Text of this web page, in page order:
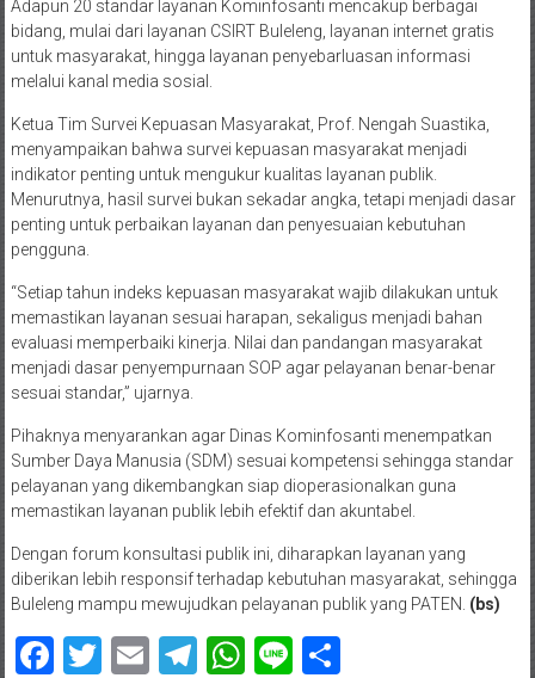
Adapun 20 standar layanan Kominfosanti mencakup berbagai
bidang, mulai dari layanan CSIRT Buleleng, layanan internet gratis
untuk masyarakat, hingga layanan penyebarluasan informasi
melalui kanal media sosial.
Ketua Tim Survei Kepuasan Masyarakat, Prof. Nengah Suastika,
menyampaikan bahwa survei kepuasan masyarakat menjadi
indikator penting untuk mengukur kualitas layanan publik.
Menurutnya, hasil survei bukan sekadar angka, tetapi menjadi dasar
penting untuk perbaikan layanan dan penyesuaian kebutuhan
pengguna.
“Setiap tahun indeks kepuasan masyarakat wajib dilakukan untuk
memastikan layanan sesuai harapan, sekaligus menjadi bahan
evaluasi memperbaiki kinerja. Nilai dan pandangan masyarakat
menjadi dasar penyempurnaan SOP agar pelayanan benar-benar
sesuai standar,” ujarnya.
Pihaknya menyarankan agar Dinas Kominfosanti menempatkan
Sumber Daya Manusia (SDM) sesuai kompetensi sehingga standar
pelayanan yang dikembangkan siap dioperasionalkan guna
memastikan layanan publik lebih efektif dan akuntabel.
Dengan forum konsultasi publik ini, diharapkan layanan yang
diberikan lebih responsif terhadap kebutuhan masyarakat, sehingga
Buleleng mampu mewujudkan pelayanan publik yang PATEN. (bs)
Facebook
Twitter
EmailTelegram
WhatsApp
LineShare